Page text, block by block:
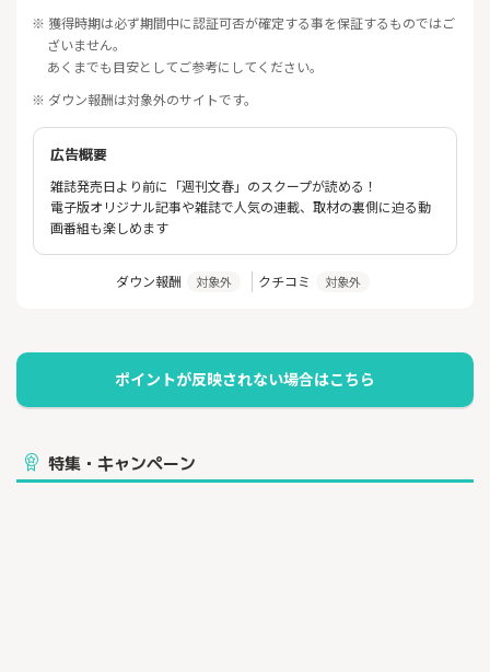
※ 獲得時期は必ず期間中に認証可否が確定する事を保証するものではご
ざいません。
あくまでも目安としてご参考にしてください。
※ ダウン報酬は対象外のサイトです。
広告概要
雑誌発売日より前に「週刊文春」のスクープが読める！
電子版オリジナル記事や雑誌で人気の連載、取材の裏側に迫る動
画番組も楽しめます
ダウン報酬 対象外 クチコミ 対象外
特集・キャンペーン